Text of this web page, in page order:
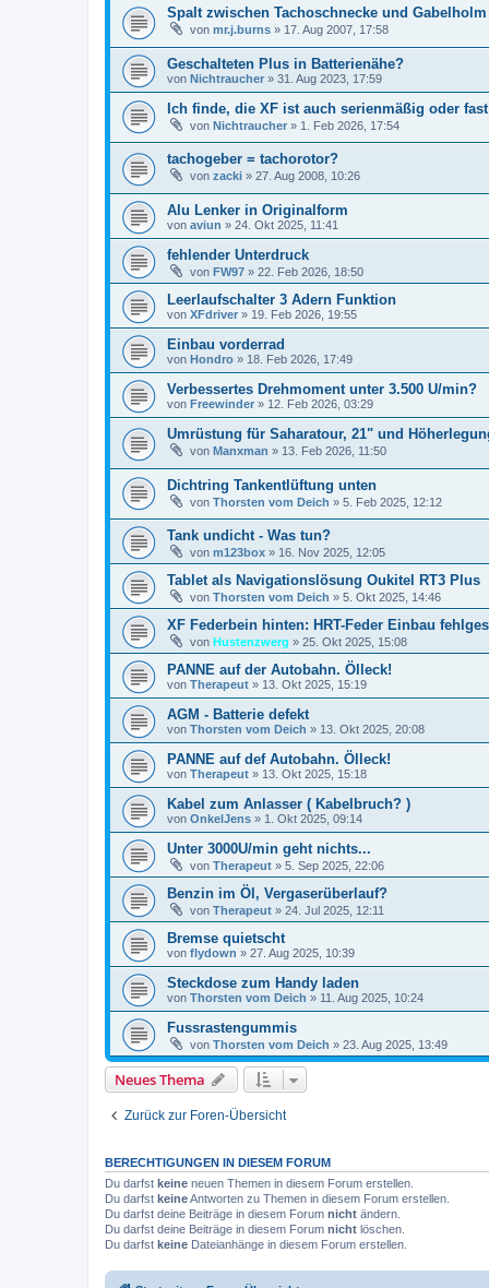
Spalt zwischen Tachoschnecke und Gabelholm
von mr.j.burns » 17. Aug 2007, 17:58
Geschalteten Plus in Batterienähe?
von Nichtraucher » 31. Aug 2023, 17:59
Ich finde, die XF ist auch serienmäßig oder
von Nichtraucher » 1. Feb 2026, 17:54
tachogeber = tachorotor?
von zacki » 27. Aug 2008, 10:26
Alu Lenker in Originalform
von aviun » 24. Okt 2025, 11:41
fehlender Unterdruck
von FW97 » 22. Feb 2026, 18:50
Leerlaufschalter 3 Adern Funktion
von XFdriver » 19. Feb 2026, 19:55
Einbau vorderrad
von Hondro » 18. Feb 2026, 17:49
Verbessertes Drehmoment unter 3.500 U/min?
von Freewinder » 12. Feb 2026, 03:29
Umrüstung für Saharatour, 21" und
von Manxman » 13. Feb 2026, 11:50
Dichtring Tankentlüftung unten
von Thorsten vom Deich » 5. Feb 2025, 12:12
Tank undicht - Was tun?
von m123box » 16. Nov 2025, 12:05
Tablet als Navigationslösung Oukitel RT3 Plus
von Thorsten vom Deich » 5. Okt 2025, 14:46
XF Federbein hinten: HRT-Feder Einbau
von Hustenzwerg » 25. Okt 2025, 15:08
PANNE auf der Autobahn. Ölleck!
von Therapeut » 13. Okt 2025, 15:19
AGM - Batterie defekt
von Thorsten vom Deich » 13. Okt 2025, 20:08
PANNE auf def Autobahn. Ölleck!
von Therapeut » 13. Okt 2025, 15:18
Kabel zum Anlasser ( Kabelbruch? )
von OnkelJens » 1. Okt 2025, 09:14
Unter 3000U/min geht nichts...
von Therapeut » 5. Sep 2025, 22:06
Benzin im Öl, Vergaserüberlauf?
von Therapeut » 24. Jul 2025, 12:11
Bremse quietscht
von flydown » 27. Aug 2025, 10:39
Steckdose zum Handy laden
von Thorsten vom Deich » 11. Aug 2025, 10:24
Fussrastengummis
von Thorsten vom Deich » 23. Aug 2025, 13:49
Neues Thema
Zurück zur Foren-Übersicht
BERECHTIGUNGEN IN DIESEM FORUM
Du darfst keine neuen Themen in diesem Forum erstellen.
Du darfst keineAntworten zu Themen in diesem Forum erstellen.
Du darfst deine Beiträge in diesem Forum nicht ändern.
Du darfst deine Beiträge in diesem Forum nicht löschen.
Du darfst keine Dateianhänge in diesem Forum erstellen.